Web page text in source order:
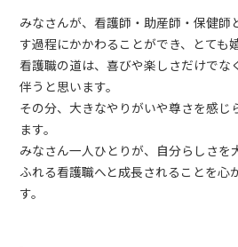
みなさんが、看護師・助産師・保健師
す過程にかかわることができ、とても
看護職の道は、喜びや楽しさだけでな
伴うと思います。
その分、大きなやりがいや尊さを感じ
ます。
みなさん一人ひとりが、自分らしさを
ふれる看護職へと成長されることを心
す。